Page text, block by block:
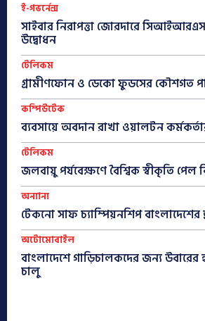
ই-গভর্নেন্স
সাইবার নিরাপত্তা জোরদারে
উদ্বোধন
টেলিকম
গ্রামীণফোন ও ডেকো ফুডসের কৌশগত
কম্পিউটেক
ব্যবসায়ে অবদান রাখা ওয়ালটন
টেলিকম
জলবায়ু পর্যবেক্ষণে বৈশ্বিক স্বীকৃতি পেল
অন্যান্য
টেকনো সাফ চ্যাম্পিয়নশিপ বাংলাদেশের
অটোমোবাইল
বাংলাদেশে গাড়িচালকদের জন্য উবারের
চালু